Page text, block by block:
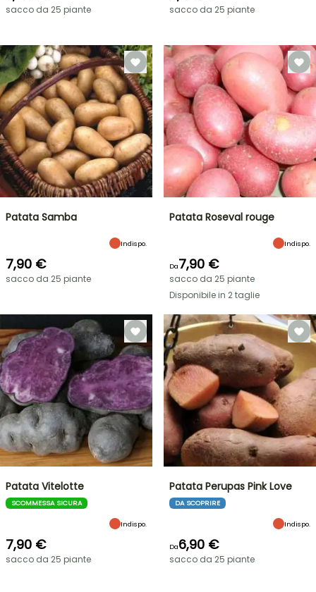
sacco da 25 piante sacco da 25 piante
Patata Samba
Indispo.
7,90 €
sacco da 25 piante
Patata Roseval rouge
Indispo.
Da7,90 €
sacco da 25 piante
Disponibile in 2 taglie
Patata Vitelotte
SCOMMESSA SICURA
Indispo.
7,90 €
sacco da 25 piante
Patata Perupas Pink Love
DA SCOPRIRE
Indispo.
Da6,90 €
sacco da 25 piante